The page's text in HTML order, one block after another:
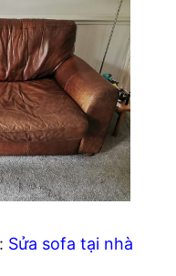
Sửa sofa tại nhà